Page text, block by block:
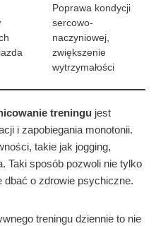
Poprawa kondycji
sercowo-
naczyniowej,
zwiększenie
wytrzymałości
treningu jest
i zapobiegania monotonii.
takie jak jogging,
Taki sposób pozwoli nie tylko
o zdrowie psychiczne.
treningu dziennie to nie